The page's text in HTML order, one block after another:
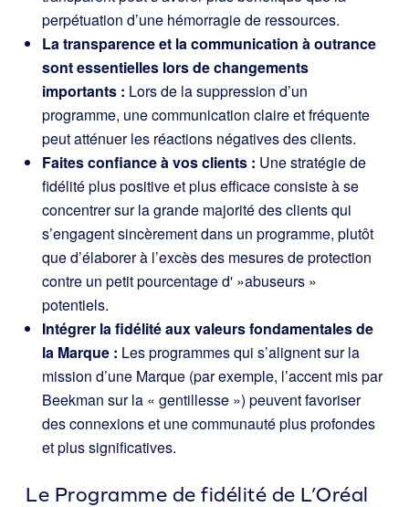
perpétuation d’une hémorragie de ressources.
La transparence et la communication à outrance
sont essentielles lors de changements
importants : Lors de la suppression d’un
programme, une communication claire et fréquente
peut atténuer les réactions négatives des clients.
Faites confiance à vos clients : Une stratégie de
fidélité plus positive et plus efficace consiste à se
concentrer sur la grande majorité des clients qui
s’engagent sincèrement dans un programme, plutôt
que d’élaborer à l’excès des mesures de protection
contre un petit pourcentage d' »abuseurs »
potentiels.
Intégrer la fidélité aux valeurs fondamentales de
la Marque : Les programmes qui s’alignent sur la
mission d’une Marque (par exemple, l’accent mis par
Beekman sur la « gentillesse ») peuvent favoriser
des connexions et une communauté plus profondes
et plus significatives.
Le Programme de fidélité de L’Oréal